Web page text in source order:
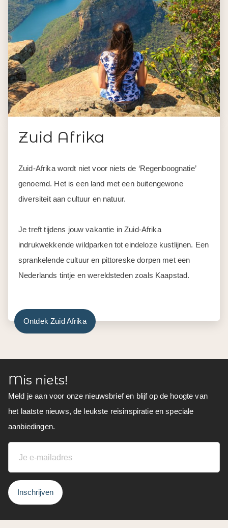
Zuid Afrika
Zuid-Afrika wordt niet voor niets de ‘Regenboognatie’
genoemd. Het is een land met een buitengewone
diversiteit aan cultuur en natuur.
Je treft tijdens jouw vakantie in Zuid-Afrika
indrukwekkende wildparken tot eindeloze kustlijnen. Een
sprankelende cultuur en pittoreske dorpen met een
Nederlands tintje en wereldsteden zoals Kaapstad.
Ontdek Zuid Afrika
Mis niets!
Meld je aan voor onze nieuwsbrief en blijf op de hoogte van
het laatste nieuws, de leukste reisinspiratie en speciale
aanbiedingen.
Inschrijven